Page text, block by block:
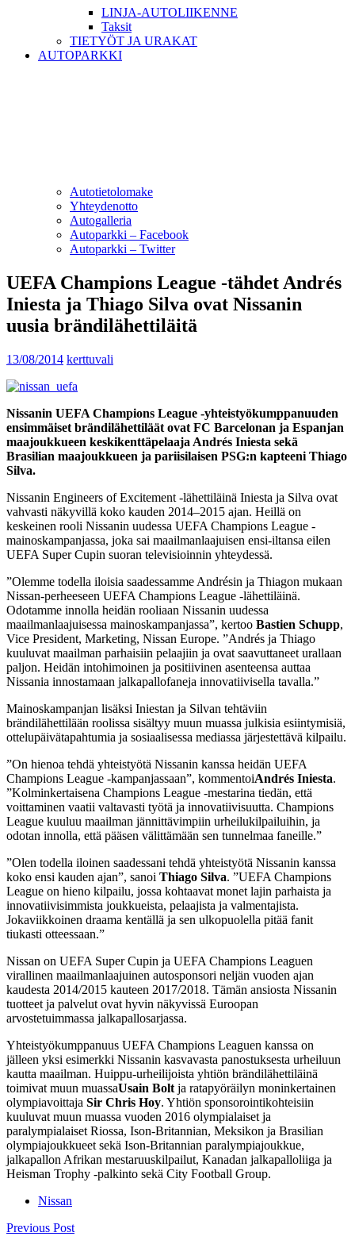
LINJA-AUTOLIIKENNE
Taksit
TIETYÖT JA URAKAT
AUTOPARKKI
Autotietolomake
Yhteydenotto
Autogalleria
Autoparkki – Facebook
Autoparkki – Twitter
UEFA Champions League -tähdet Andrés
Iniesta ja Thiago Silva ovat Nissanin
uusia brändilähettiläitä
13/08/2014 kerttuvali
Nissanin UEFA Champions League -yhteistyökumppanuuden
ensimmäiset brändilähettiläät ovat FC Barcelonan ja Espanjan
maajoukkueen keskikenttäpelaaja Andrés Iniesta sekä
Brasilian maajoukkueen ja pariisilaisen PSG:n kapteeni Thiago
Silva.
Nissanin Engineers of Excitement -lähettiläinä Iniesta ja Silva ovat
vahvasti näkyvillä koko kauden 2014–2015 ajan. Heillä on
keskeinen rooli Nissanin uudessa UEFA Champions League -
mainoskampanjassa, joka sai maailmanlaajuisen ensi-iltansa eilen
UEFA Super Cupin suoran televisioinnin yhteydessä.
”Olemme todella iloisia saadessamme Andrésin ja Thiagon mukaan
Nissan-perheeseen UEFA Champions League -lähettiläinä.
Odotamme innolla heidän rooliaan Nissanin uudessa
maailmanlaajuisessa mainoskampanjassa”, kertoo Bastien Schupp,
Vice President, Marketing, Nissan Europe. ”Andrés ja Thiago
kuuluvat maailman parhaisiin pelaajiin ja ovat saavuttaneet urallaan
paljon. Heidän intohimoinen ja positiivinen asenteensa auttaa
Nissania innostamaan jalkapallofaneja innovatiivisella tavalla.”
Mainoskampanjan lisäksi Iniestan ja Silvan tehtäviin
brändilähettilään roolissa sisältyy muun muassa julkisia esiintymisiä,
ottelupäivätapahtumia ja sosiaalisessa mediassa järjestettävä kilpailu.
”On hienoa tehdä yhteistyötä Nissanin kanssa heidän UEFA
Champions League -kampanjassaan”, kommentoiAndrés Iniesta.
”Kolminkertaisena Champions League -mestarina tiedän, että
voittaminen vaatii valtavasti työtä ja innovatiivisuutta. Champions
League kuuluu maailman jännittävimpiin urheilukilpailuihin, ja
odotan innolla, että pääsen välittämään sen tunnelmaa faneille.”
”Olen todella iloinen saadessani tehdä yhteistyötä Nissanin kanssa
koko ensi kauden ajan”, sanoi Thiago Silva. ”UEFA Champions
League on hieno kilpailu, jossa kohtaavat monet lajin parhaista ja
innovatiivisimmista joukkueista, pelaajista ja valmentajista.
Jokaviikkoinen draama kentällä ja sen ulkopuolella pitää fanit
tiukasti otteessaan.”
Nissan on UEFA Super Cupin ja UEFA Champions Leaguen
virallinen maailmanlaajuinen autosponsori neljän vuoden ajan
kaudesta 2014/2015 kauteen 2017/2018. Tämän ansiosta Nissanin
tuotteet ja palvelut ovat hyvin näkyvissä Euroopan
arvostetuimmassa jalkapallosarjassa.
Yhteistyökumppanuus UEFA Champions Leaguen kanssa on
jälleen yksi esimerkki Nissanin kasvavasta panostuksesta urheiluun
kautta maailman. Huippu-urheilijoista yhtiön brändilähettiläinä
toimivat muun muassaUsain Bolt ja ratapyöräilyn moninkertainen
olympiavoittaja Sir Chris Hoy. Yhtiön sponsorointikohteisiin
kuuluvat muun muassa vuoden 2016 olympialaiset ja
paralympialaiset Riossa, Ison-Britannian, Meksikon ja Brasilian
olympiajoukkueet sekä Ison-Britannian paralympiajoukkue,
jalkapallon Afrikan mestaruuskilpailut, Kanadan jalkapalloliiga ja
Heisman Trophy -palkinto sekä City Football Group.
Nissan
Post
Previous Post